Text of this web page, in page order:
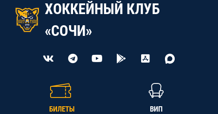
ХОККЕЙНЫЙ КЛУБ
«СОЧИ»
БИЛЕТЫ ВИП